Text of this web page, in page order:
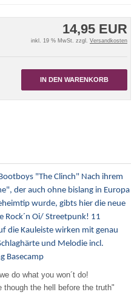
14,95 EUR
inkl. 19 % MwSt. zzgl. Versandkosten
IN DEN WARENKORB
"The Clinch" Nach ihrem
der auch ohne bislang in Europa
wurde, gibts hier die neue
Rock´n Oi/ Streetpunk! 11
die Kauleiste wirken mit genau
und Melodie incl.
Basecamp
do what you won´t do!
though the hell before the truth"